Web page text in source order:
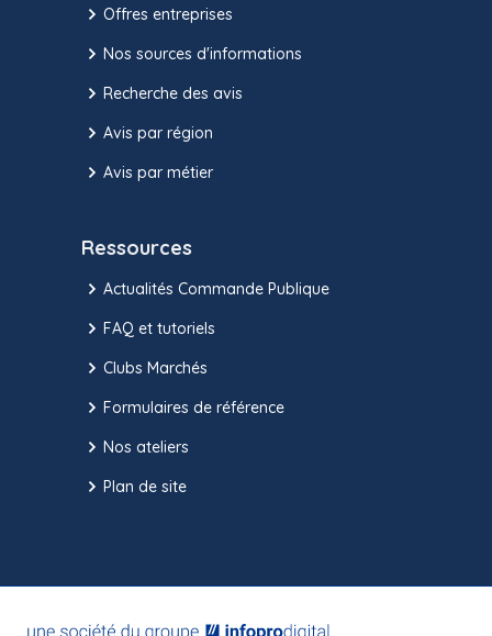
Offres entreprises
Nos sources d'informations
Recherche des avis
Avis par région
Avis par métier
Ressources
Actualités Commande Publique
FAQ et tutoriels
Clubs Marchés
Formulaires de référence
Nos ateliers
Plan de site